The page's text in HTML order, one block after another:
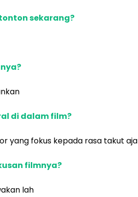
sekarang?
di dalam film?
yang fokus kepada rasa takut aja
filmnya?
lah